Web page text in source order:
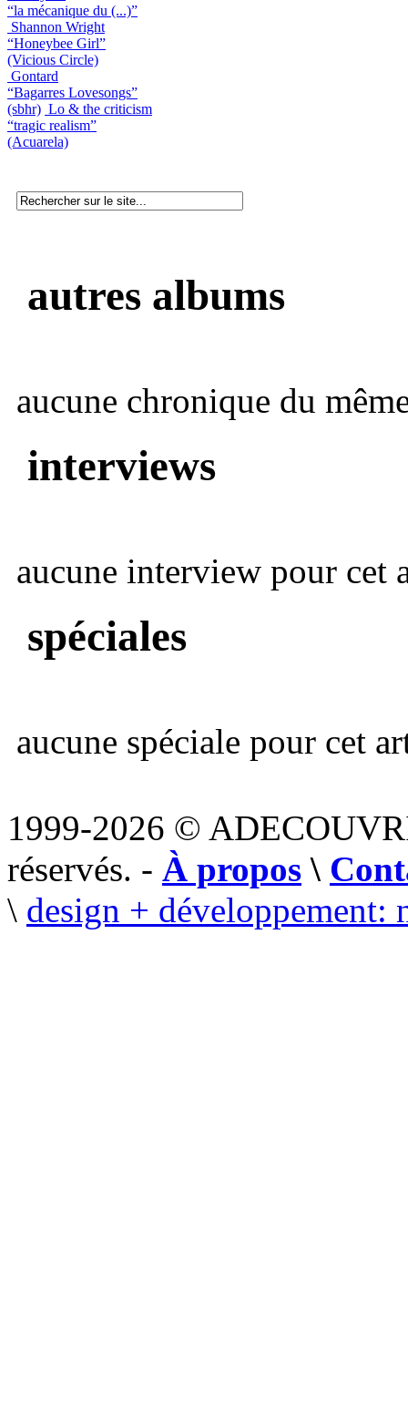
“la mécanique du (...)”
Shannon Wright
“Honeybee Girl”
(Vicious Circle)
Gontard
“Bagarres Lovesongs”
(sbhr) Lo & the criticism
“tragic realism”
(Acuarela)
autres albums
aucune chronique du
interviews
aucune interview pour cet
spéciales
aucune spéciale pour cet
1999-2026 ©
réservés. - À propos \
\ design + développement: